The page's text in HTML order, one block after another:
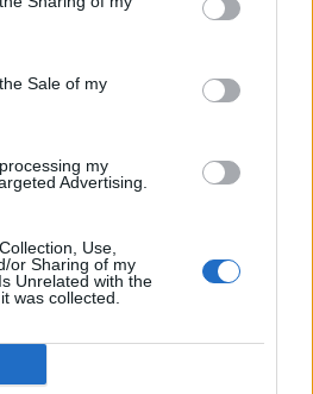
Sale of my
my
Advertising.
Use,
or Sharing of my
Unrelated with the
was collected.
επιστρέφει στο
Νιουζ και
Ρέμο (Βίντεο)
τους
απορρήτου
X